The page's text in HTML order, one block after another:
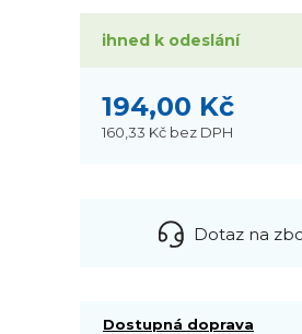
ihned k odeslání
194,00 Kč
160,33 Kč bez DPH
Dotaz na
Dostupná doprava